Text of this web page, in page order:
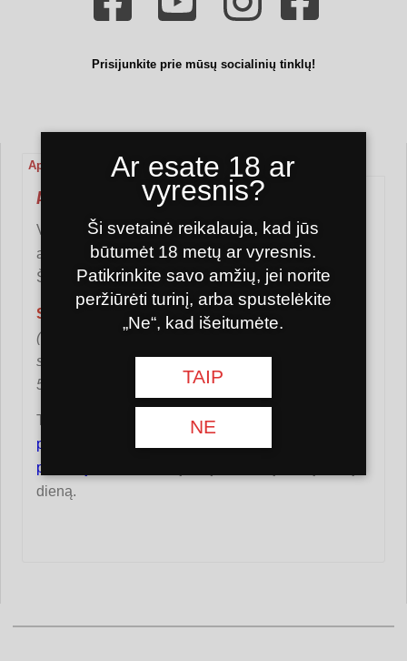
Prisijunkite prie mūsų socialinių tinklų!
Aprašymas Papildoma informacija Atsiliepimai (0)
ARBATA GULFSTREAM AVIEČIŲ 50G
Vaikystės prisiminimais dvelkiantis saldus ir
aromatingas sunokusių aviečių ir imbiero derinys.
Šis arbatos mišinys pagamintas tyrės pagrindu.
Sudėtis: avietės, medus, imbieras, cinamonas.
(šaldytos avietės 39%, cukrus, šaldyti juodieji
serbentai 9%, naturalus medus 8%, imbierų šaknys
5%, maltas cinamonas. Be GMO.)
Turite klausimų? Susisiekite su mumis
puslapyje
paskyrą
dieną.
Ar esate 18 ar
vyresnis?
Ši svetainė reikalauja, kad jūs
būtumėt 18 metų ar vyresnis.
Patikrinkite savo amžių, jei norite
peržiūrėti turinį, arba spustelėkite
„Ne“, kad išeitumėte.
TAIP
NE